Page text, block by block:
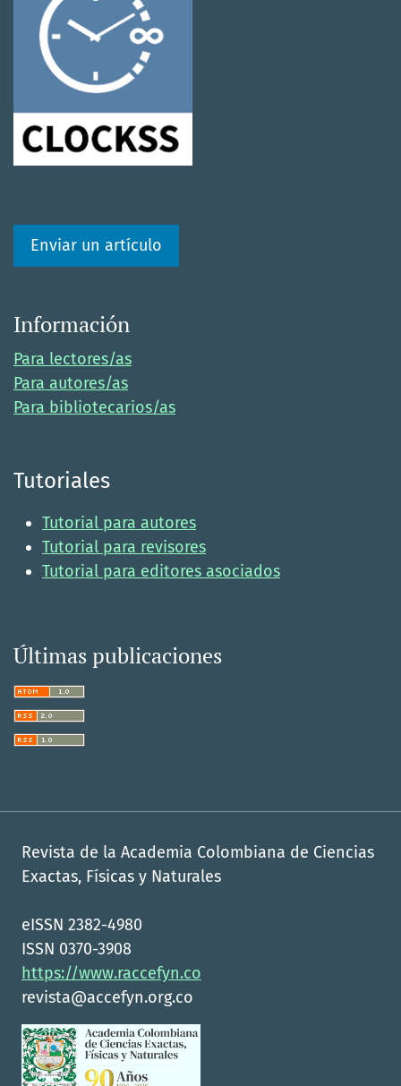
Enviar un artículo
Información
Para lectores/as
Para autores/as
Para bibliotecarios/as
Tutoriales
Tutorial para autores
Tutorial para revisores
Tutorial para editores asociados
Últimas publicaciones
Revista de la Academia Colombiana de Ciencias
Exactas, Físicas y Naturales
eISSN 2382-4980
ISSN 0370-3908
https://www.raccefyn.co
revista@accefyn.org.co